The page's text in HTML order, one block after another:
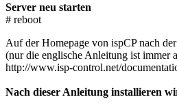
Server neu starten
# reboot
Auf der Homepage von ispCP nach
(nur die englische Anleitung ist immer
http://www.isp-control.net/
Nach dieser Anleitung installieren